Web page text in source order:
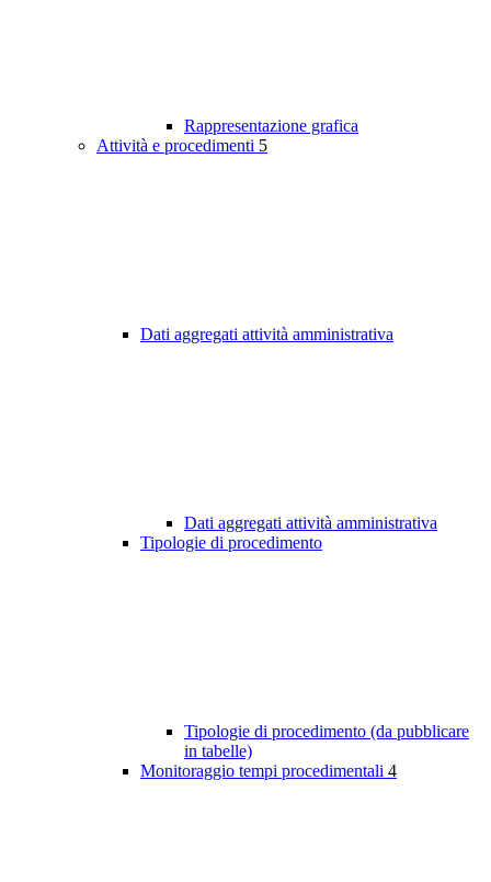
Rappresentazione grafica
Attività e procedimenti 5
Dati aggregati attività amministrativa
Dati aggregati attività amministrativa
Tipologie di procedimento
Tipologie di procedimento (da pubblicare
in tabelle)
Monitoraggio tempi procedimentali 4